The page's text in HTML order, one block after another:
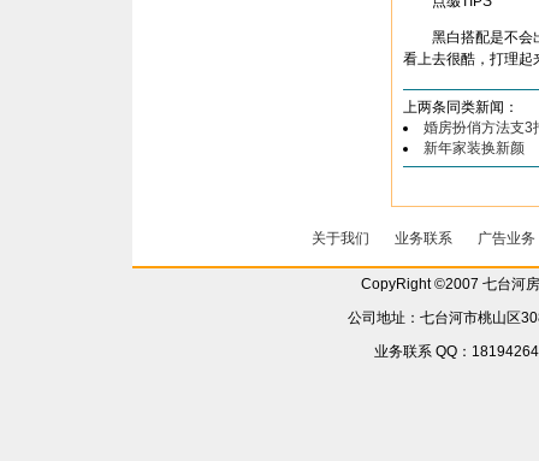
黑白搭配是不会出
看上去很酷，打理起
上两条同类新闻：
婚房扮俏方法支3
新年家装换新颜
关于我们 业务联系 广告业务
CopyRight ©2007 七台河
公司地址：七台河市桃山区
业务联系 QQ：